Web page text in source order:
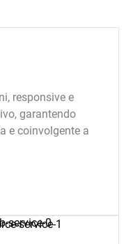
responsive e
garantendo
e coinvolgente a